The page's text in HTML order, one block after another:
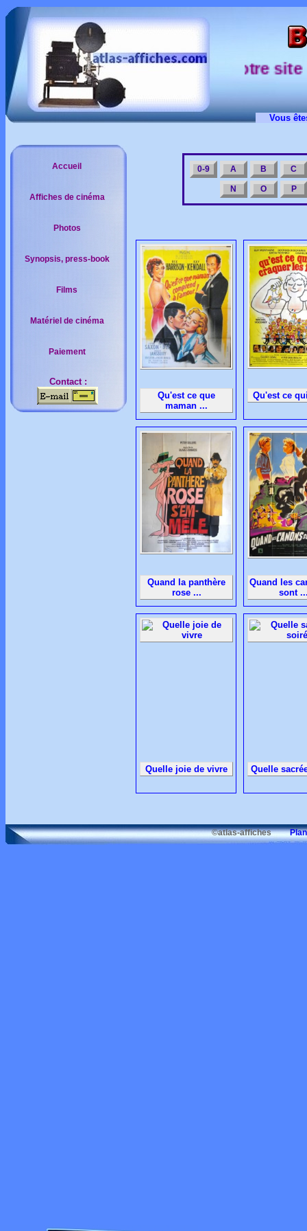
sur notre site
Vous
Accueil
Affiches de cinéma
Photos
Synopsis, press-book
Films
Matériel de cinéma
Paiement
Contact :
0-9 A B C
N O P
Qu'est ce que
maman ...
Qu'est ce
Quand la panthère
rose ...
Quand les
sont
Quelle joie de vivre Quelle
©atlas-affiches Plan